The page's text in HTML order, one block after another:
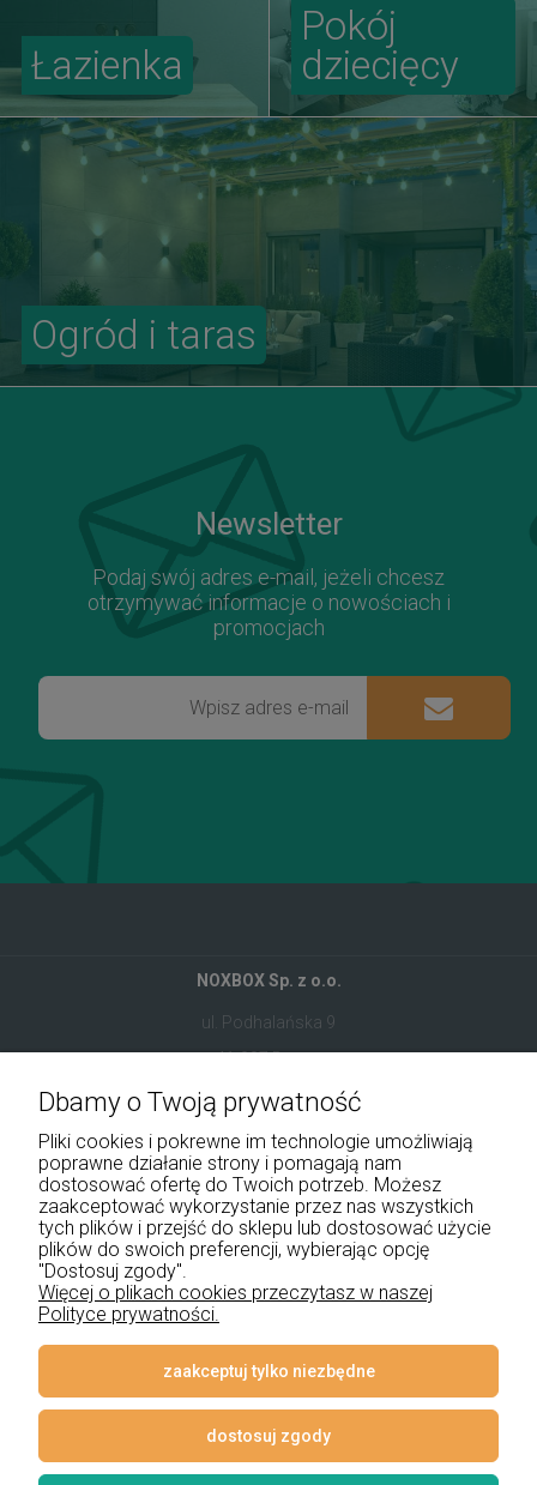
Ogród i taras
Łazienka
Pokój
dziecięcy
Newsletter
Podaj swój adres e-mail, jeżeli chcesz
otrzymywać informacje o nowościach i
promocjach
NOXBOX Sp. z o.o.
ul. Podhalańska 9
41-907 Bytom
+48 534 555 344
sklep@noxbox.pl
Pomoc
Płatności i dostawa
Informacje
Dbamy o Twoją prywatność
Pliki cookies i pokrewne im technologie umożliwiają
poprawne działanie strony i pomagają nam
dostosować ofertę do Twoich potrzeb. Możesz
zaakceptować wykorzystanie przez nas wszystkich
tych plików i przejść do sklepu lub dostosować użycie
plików do swoich preferencji, wybierając opcję
"Dostosuj zgody".
Więcej o plikach cookies przeczytasz w naszej
Polityce prywatności.
zaakceptuj tylko niezbędne
dostosuj zgody